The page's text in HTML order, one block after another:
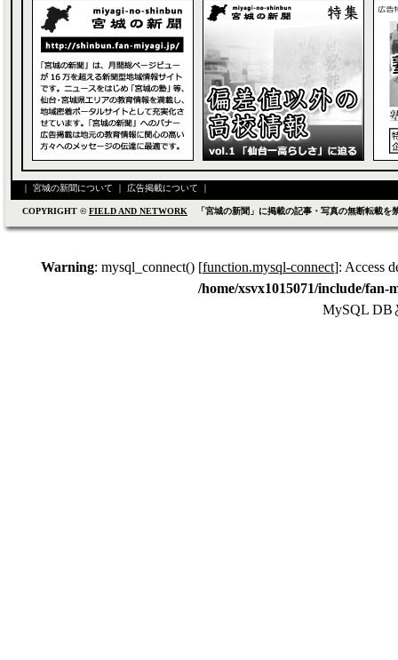
｜ 宮城の新聞について ｜ 広告掲載について ｜
COPYRIGHT ©FIELD AND NETWORK 「宮城の新聞」に掲載の記事・写真の無断転載
Warning: mysql_connect() [function.mysql-connect]: Access
/home/xsvx1015071/include/
MySQL DB